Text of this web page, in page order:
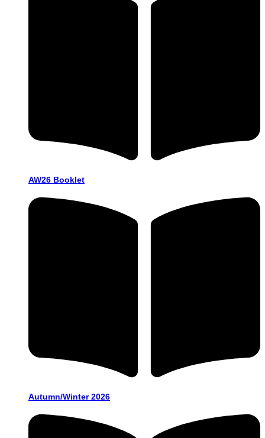
AW26 Booklet
Autumn/Winter 2026